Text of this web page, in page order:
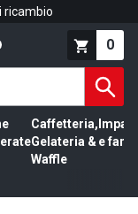
ricambio
0
Caffetteria,
Gelateria &
Waffle
e